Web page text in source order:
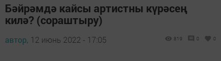
Бәйрәмдә кайсы артистны күрәсең
килә? (сораштыру)
автор, 12 июнь 2022 - 17:05 819 0 0